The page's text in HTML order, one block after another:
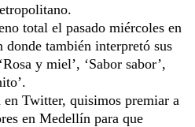
total el pasado miércoles en
también interpretó sus
y miel’, ‘Sabor sabor’,
en Twitter, quisimos premiar a
en Medellín para que